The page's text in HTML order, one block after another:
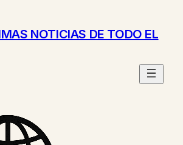
NOTICIAS DE TODO EL